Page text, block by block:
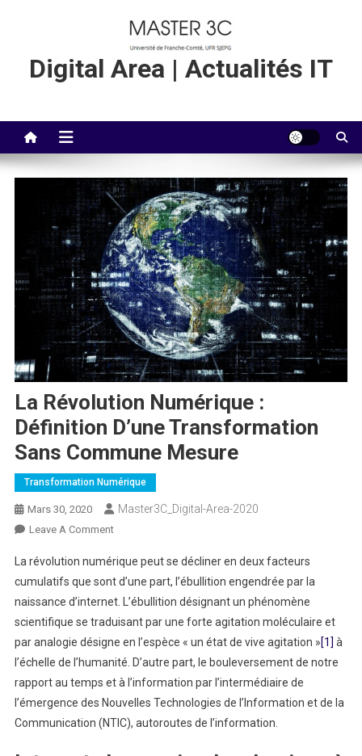
Digital Area | Actualités IT
La Révolution Numérique :
Définition D’une Transformation
Sans Commune Mesure
Transformation Numérique
Mars 30, 2020 Master3C_Digital-Area-2020
Leave A CommentOn
Révolution
Numérique
:
Définition
D’une
Transformation
Sans
Commune
Mesure
La révolution numérique peut se décliner en deux facteurs
cumulatifs que sont d’une part, l’ébullition engendrée par la
naissance d’internet. L’ébullition désignant un phénomène
scientifique se traduisant par une forte agitation moléculaire et
par analogie désigne en l’espèce « un état de vive agitation »[1] à
l’échelle de l’humanité. D’autre part, le bouleversement de notre
rapport au temps et à l’information par l’intermédiaire de
l’émergence des Nouvelles Technologies de l’Information et de la
Communication (NTIC), autoroutes de l’information.